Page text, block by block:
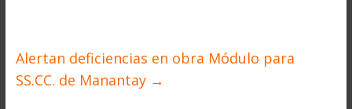
Alertan deficiencias en obra Módulo para
SS.CC. de Manantay →